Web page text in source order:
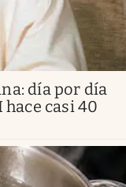
día por día
hace casi 40